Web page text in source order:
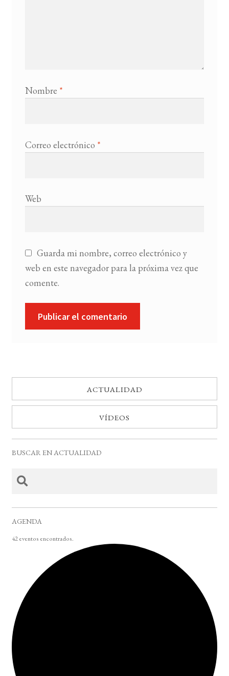
Nombre *
Correo electrónico *
Web
Guarda mi nombre, correo electrónico y
web en este navegador para la próxima vez que
comente.
ACTUALIDAD
VÍDEOS
BUSCAR EN ACTUALIDAD
AGENDA
42 eventos encontrados.